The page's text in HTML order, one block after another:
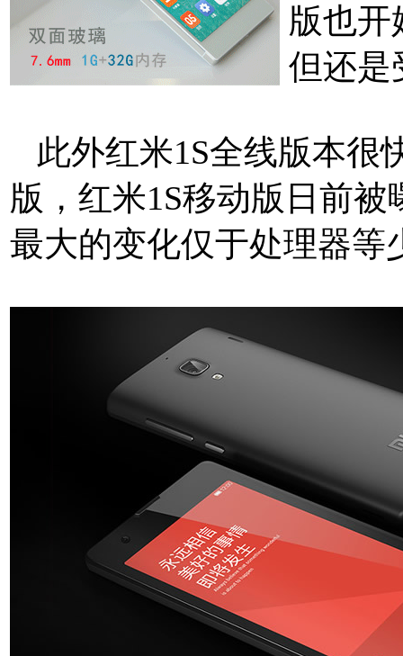
版也开
但还是
此外红米1S全线版本很
版，红米1S移动版日前
最大的变化仅于处理器等